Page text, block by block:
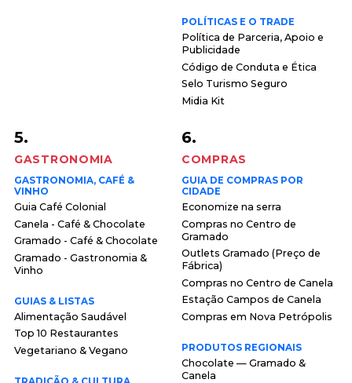
POLÍTICAS E O TRADE
Política de Parceria, Apoio e
Publicidade
Código de Conduta e Ética
Selo Turismo Seguro
Midia Kit
5.
GASTRONOMIA
GASTRONOMIA, CAFÉ &
VINHO
Guia Café Colonial
Canela - Café & Chocolate
Gramado - Café & Chocolate
Gramado - Gastronomia &
Vinho
GUIAS & LISTAS
Alimentação Saudável
Top 10 Restaurantes
Vegetariano & Vegano
6.
COMPRAS
GUIA DE COMPRAS POR
CIDADE
Economize na serra
Compras no Centro de
Gramado
Outlets Gramado (Preço de
Fábrica)
Compras no Centro de Canela
Estação Campos de Canela
Compras em Nova Petrópolis
PRODUTOS REGIONAIS
Chocolate — Gramado &
Canela